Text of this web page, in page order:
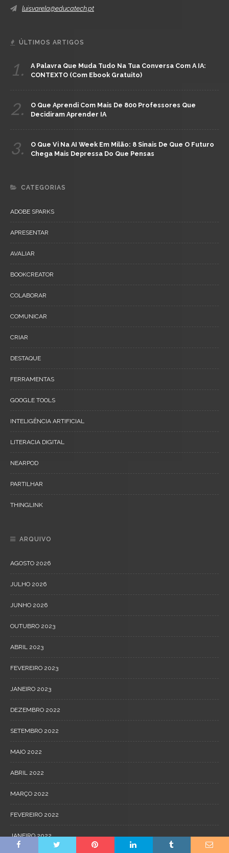
luisvarela@educatech.pt
ÚLTIMOS ARTIGOS
1.
A Palavra Que Muda Tudo Na Tua Conversa Com A IA:
CONTEXTO (com Ebook Gratuito)
2.
O Que Aprendi Com Mais De 800 Professores Que
Decidiram Aprender IA
3.
O Que Vi Na AI Week Em Milão: 8 Sinais De Que O Futuro
Chega Mais Depressa Do Que Pensas
CATEGORIAS
ADOBE SPARKS
APRESENTAR
AVALIAR
BOOKCREATOR
COLABORAR
COMUNICAR
CRIAR
DESTAQUE
FERRAMENTAS
GOOGLE TOOLS
INTELIGÊNCIA ARTIFICIAL
LITERACIA DIGITAL
NEARPOD
PARTILHAR
THINGLINK
ARQUIVO
AGOSTO 2026
JULHO 2026
JUNHO 2026
OUTUBRO 2023
ABRIL 2023
FEVEREIRO 2023
JANEIRO 2023
DEZEMBRO 2022
SETEMBRO 2022
MAIO 2022
ABRIL 2022
MARÇO 2022
FEVEREIRO 2022
JANEIRO 2022